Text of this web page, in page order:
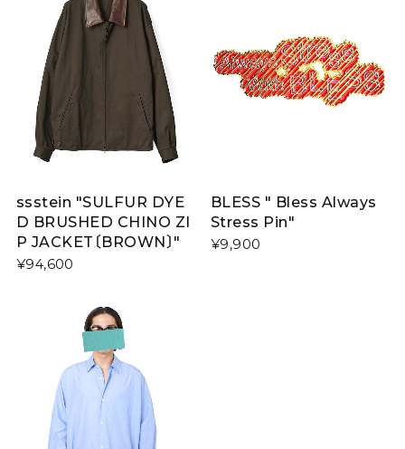
ssstein "SULFUR DYE
D BRUSHED CHINO ZI
P JACKET〔BROWN〕"
¥94,600
BLESS " Bless Always
Stress Pin"
¥9,900